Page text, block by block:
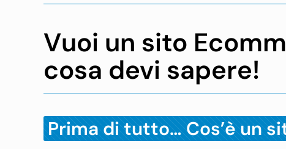
Vuoi un sito
cosa devi sapere!
Prima di tutto… Cos’è un